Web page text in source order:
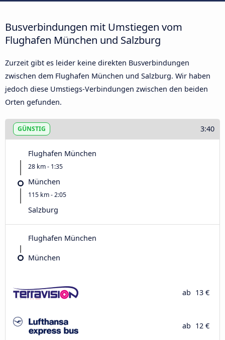
Busverbindungen mit Umstiegen vom
Flughafen München und Salzburg
Zurzeit gibt es leider keine direkten Busverbindungen
zwischen dem Flughafen München und Salzburg. Wir haben
jedoch diese Umstiegs-Verbindungen zwischen den beiden
Orten gefunden.
GÜNSTIG 3:40
Flughafen München
28 km - 1:35
München
115 km - 2:05
Salzburg
Flughafen München
München
ab 13 €
ab 12 €